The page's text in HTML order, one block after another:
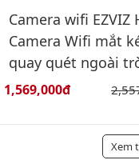
Camera wifi EZVIZ
Camera Wifi mắt
quay quét ngoài
Giá bán:
1,569,000đ Giá
Xem